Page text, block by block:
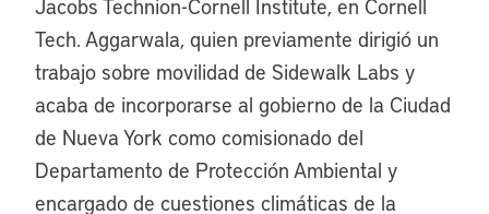
Jacobs Technion-Cornell Institute, en Cornell
Tech. Aggarwala, quien previamente dirigió un
trabajo sobre movilidad de Sidewalk Labs y
acaba de incorporarse al gobierno de la Ciudad
de Nueva York como comisionado del
Departamento de Protección Ambiental y
encargado de cuestiones climáticas de la